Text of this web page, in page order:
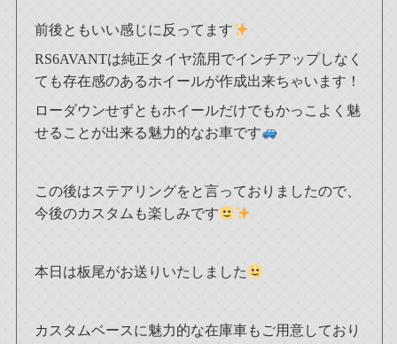
前後ともいい感じに反ってます
RS6AVANTは純正タイヤ流用でインチアップしなく
ても存在感のあるホイールが作成出来ちゃいます！
ローダウンせずともホイールだけでもかっこよく魅
せることが出来る魅力的なお車です
この後はステアリングをと言っておりましたので、
今後のカスタムも楽しみです
本日は板尾がお送りいたしました
カスタムベースに魅力的な在庫車もご用意しており